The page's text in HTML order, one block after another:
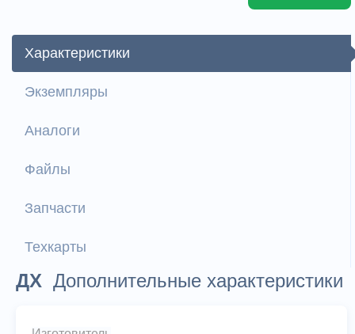
Характеристики
Экземпляры
Аналоги
Файлы
Запчасти
Техкарты
ДХ Дополнительные характеристики